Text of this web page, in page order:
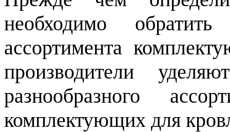
необходимо
ассортимента
производители
разнообразного
комплектующих для